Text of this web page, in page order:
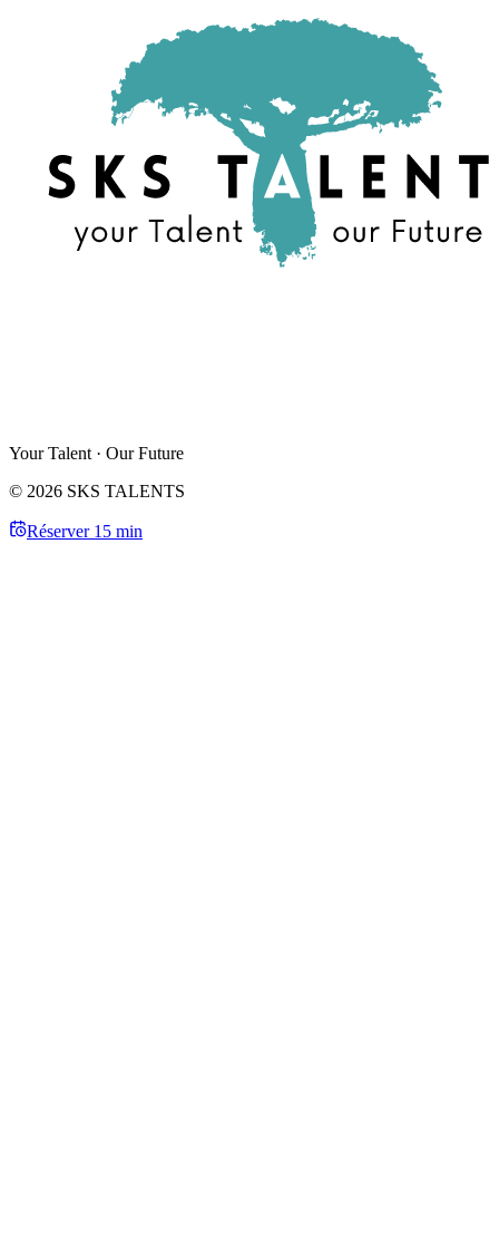
Your Talent · Our Future
© 2026 SKS TALENTS
Réserver 15 min